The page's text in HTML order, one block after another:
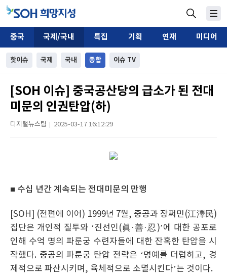
중국 국제/국내 특집 기획 연재 미디어
핫이슈 국제 국내 종합 이슈 TV
[SOH 이슈] 중국공산당의 급소가 된 전대
미문의 인권탄압(하)
디지털뉴스팀 2025-03-17 16:12:29
■ 수십 년간 계속되는 전대미문의 만행
[SOH] (전편에 이어) 1999년 7월, 중공과 장쩌민(江澤民)
집단은 개인적 질투와 ‘진선인(眞·善·忍)’에 대한 공포로
인해 수억 명의 파룬궁 수련자들에 대한 잔혹한 탄압을 시
작했다. 중공의 파룬궁 탄압 전략은 ‘명예를 더럽히고, 경
제적으로 파산시키며, 육체적으로 소멸시킨다’는 것이다.